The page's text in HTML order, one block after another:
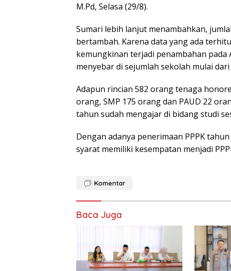
M.Pd, Selasa (29/8).
Sumari lebih lanjut menambahkan,
bertambah. Karena data yang ada
kemungkinan terjadi penambahan
menyebar di sejumlah sekolah mulai dari
Adapun rincian 582 orang tenaga
orang, SMP 175 orang dan PAUD 22
tahun sudah mengajar di bidang studi
Dengan adanya penerimaan PPPK
syarat memiliki kesempatan menjadi
Komentar
Baca Juga